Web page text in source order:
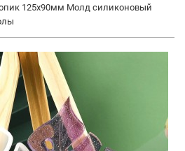
125x90мм Молд силиконовый